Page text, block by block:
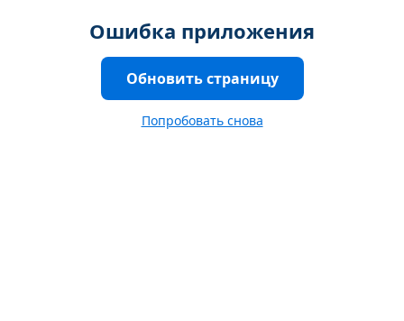
Ошибка приложения
Обновить страницу
Попробовать снова